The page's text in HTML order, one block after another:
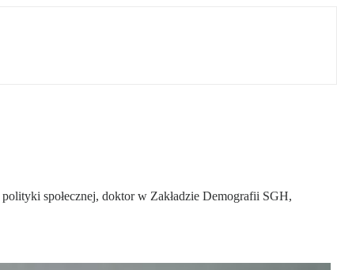
społecznej, doktor w Zakładzie Demografii SGH,